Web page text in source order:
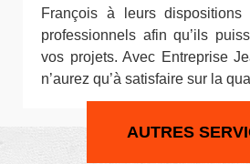
François à leurs dispositions
professionnels afin qu’ils
vos projets. Avec Entreprise
n’aurez qu’à satisfaire sur la
AUTRES